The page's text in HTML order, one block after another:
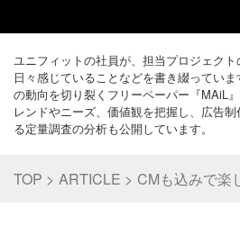
ユニフィットの社員が、担当プロジェクト
日々感じていることなどを書き綴ってい
の動向を切り裂くフリーペーパー『MAiL
レンドやニーズ、価値観を把握し、広告
る定量調査の分析も公開しています。
TOP ARTICLE CMも込みで楽